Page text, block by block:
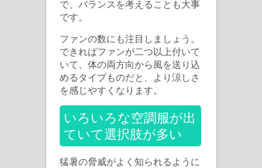
で、バランスを考えることも大事
です。
ファンの数にも注目しましょう。
できればファンが二つ以上付いて
いて、体の両方向から風を送り込
めるタイプものだと、より涼しさ
を感じやすくなります。
いろいろな空調服が出
ていて選択肢が多い
猛暑の脅威がよく知られるように